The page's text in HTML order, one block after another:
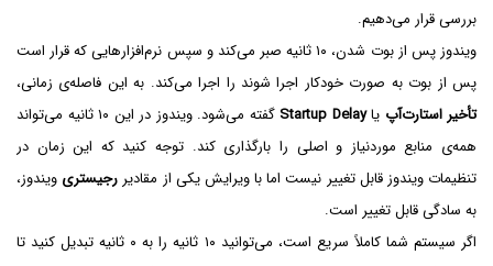
بررسی قرار می‌دهیم.
ویندوز پس از بوت شدن، ۱۰ ثانیه صبر می‌کند و سپس نرم‌افزارهایی که قرار است
پس از بوت به صورت خودکار اجرا شوند را اجرا می‌کند. به این فاصله‌ی زمانی،
تأخیر استارت‌آپ یاStartup Delay
گفته می‌شود. ویندوز در این ۱۰ ثانیه می‌تواند
همه‌ی منابع موردنیاز و اصلی را بارگذاری کند. توجه کنید که این زمان در
تنظیمات ویندوز قابل تغییر نیست اما با ویرایش یکی از مقادیر رجیستری ویندوز،
به سادگی قابل تغییر است.
اگر سیستم شما کاملاً سریع است، می‌توانید ۱۰ ثانیه را به ۰ ثانیه تبدیل کنید تا